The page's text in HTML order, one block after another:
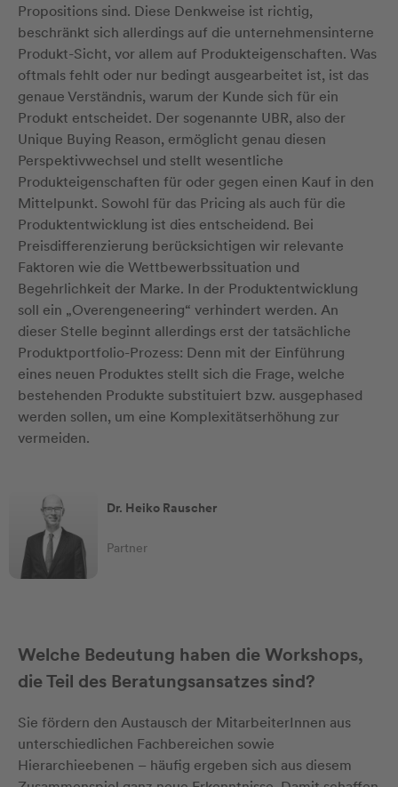
Propositions sind. Diese Denkweise ist richtig,
beschränkt sich allerdings auf die unternehmensinterne
Produkt-Sicht, vor allem auf Produkteigenschaften. Was
oftmals fehlt oder nur bedingt ausgearbeitet ist, ist das
genaue Verständnis, warum der Kunde sich für ein
Produkt entscheidet. Der sogenannte UBR, also der
Unique Buying Reason, ermöglicht genau diesen
Perspektivwechsel und stellt wesentliche
Produkteigenschaften für oder gegen einen Kauf in den
Mittelpunkt. Sowohl für das Pricing als auch für die
Produktentwicklung ist dies entscheidend. Bei
Preisdifferenzierung berücksichtigen wir relevante
Faktoren wie die Wettbewerbssituation und
Begehrlichkeit der Marke. In der Produktentwicklung
soll ein „Overengeneering“ verhindert werden. An
dieser Stelle beginnt allerdings erst der tatsächliche
Produktportfolio-Prozess: Denn mit der Einführung
eines neuen Produktes stellt sich die Frage, welche
bestehenden Produkte substituiert bzw. ausgephased
werden sollen, um eine Komplexitätserhöhung zur
vermeiden.
Dr. Heiko Rauscher
Partner
Welche Bedeutung haben die Workshops,
die Teil des Beratungsansatzes sind?
Sie fördern den Austausch der MitarbeiterInnen aus
unterschiedlichen Fachbereichen sowie
Hierarchieebenen – häufig ergeben sich aus diesem